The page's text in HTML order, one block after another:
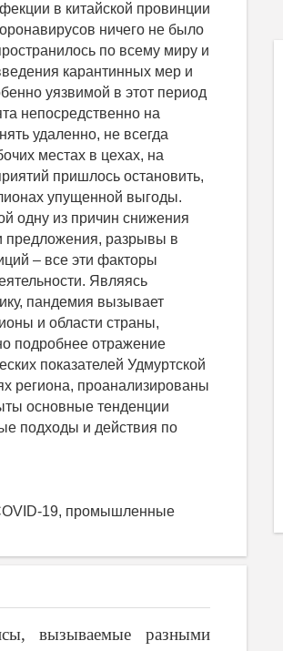
в китайской провинции
ничего не было
по всему миру и
карантинных мер и
уязвимой в этот период
непосредственно на
удаленно, не всегда
местах в цехах, на
пришлось остановить,
упущенной выгоды.
одну из причин снижения
предложения, разрывы в
– все эти факторы
Являясь
пандемия вызывает
и области страны,
подробнее отражение
показателей Удмуртской
региона, проанализированы
основные тенденции
подходы и действия по
19, промышленные
вызываемые разными